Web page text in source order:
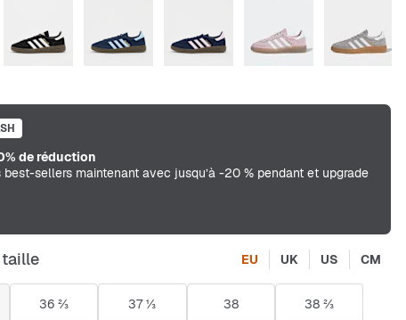
de réduction
best-sellers maintenant avec jusqu’à -20 % pendant et upgrade
EU UK US CM
36 ⅔ 37 ⅓ 38 38 ⅔